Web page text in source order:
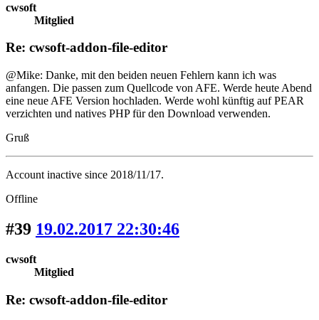
cwsoft
Mitglied
Re: cwsoft-addon-file-editor
@Mike: Danke, mit den beiden neuen Fehlern kann ich was
anfangen. Die passen zum Quellcode von AFE. Werde heute Abend
eine neue AFE Version hochladen. Werde wohl künftig auf PEAR
verzichten und natives PHP für den Download verwenden.
Gruß
Account inactive since 2018/11/17.
Offline
#39 19.02.2017 22:30:46
cwsoft
Mitglied
Re: cwsoft-addon-file-editor